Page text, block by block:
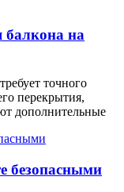
балкона на
точного
перекрытия,
дополнительные
безопасными